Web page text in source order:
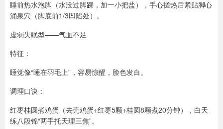
睡前热水泡脚（水没过脚踝，加一小把盐），手心搓热后紧贴脚心
涌泉穴（脚底前1/3凹陷处）。
虚弱失眠型——气血不足
特征：
睡觉像“睡在羽毛上”，容易惊醒，脸色发白。
调理口诀：
红枣桂圆煮鸡蛋（去壳鸡蛋+红枣5颗+桂圆8颗煮20分钟），白天
练八段锦“两手托天理三焦”。